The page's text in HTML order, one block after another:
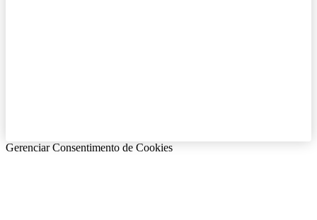
Gerenciar Consentimento de Cookies